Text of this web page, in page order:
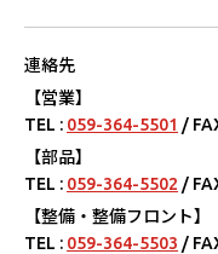
連絡先
【営業】
TEL : 059-364-5501 /
【部品】
TEL : 059-364-5502 /
【整備・整備フロント】
TEL : 059-364-5503 /